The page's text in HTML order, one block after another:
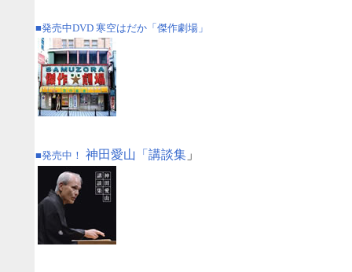
■発売中DVD 寒空はだか「傑作劇場」
■発売中！ 神田愛山「講談集 」